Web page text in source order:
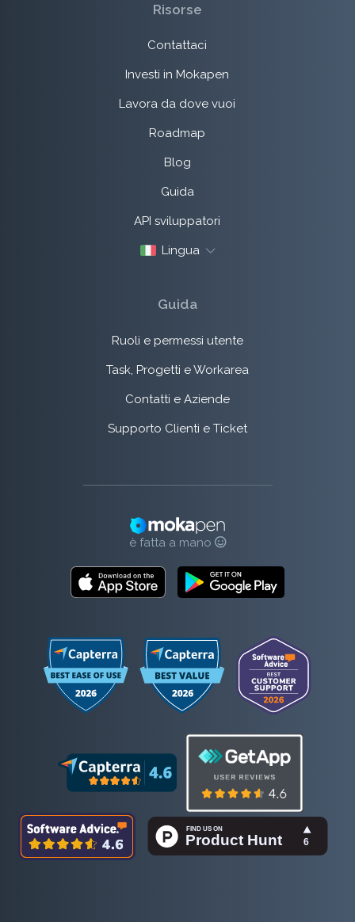
Risorse
Contattaci
Investi in Mokapen
Lavora da dove vuoi
Roadmap
Blog
Guida
API sviluppatori
Lingua
Guida
Ruoli e permessi utente
Task, Progetti e Workarea
Contatti e Aziende
Supporto Clienti e Ticket
è fatta a mano